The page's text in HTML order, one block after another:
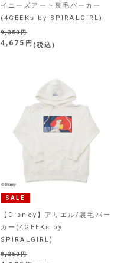
イニーズアート裏毛パーカー
(4GEEKs by SPIRALGIRL)
9,350
4,675 税込
SALE
【Disney】アリエル/裏毛パー
カー(4GEEKs by
SPIRALGIRL)
8,250